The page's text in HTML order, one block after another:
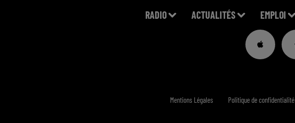
RADIO ACTUALITÉS EMPLOI
Mentions Légales Politique de confidentialité